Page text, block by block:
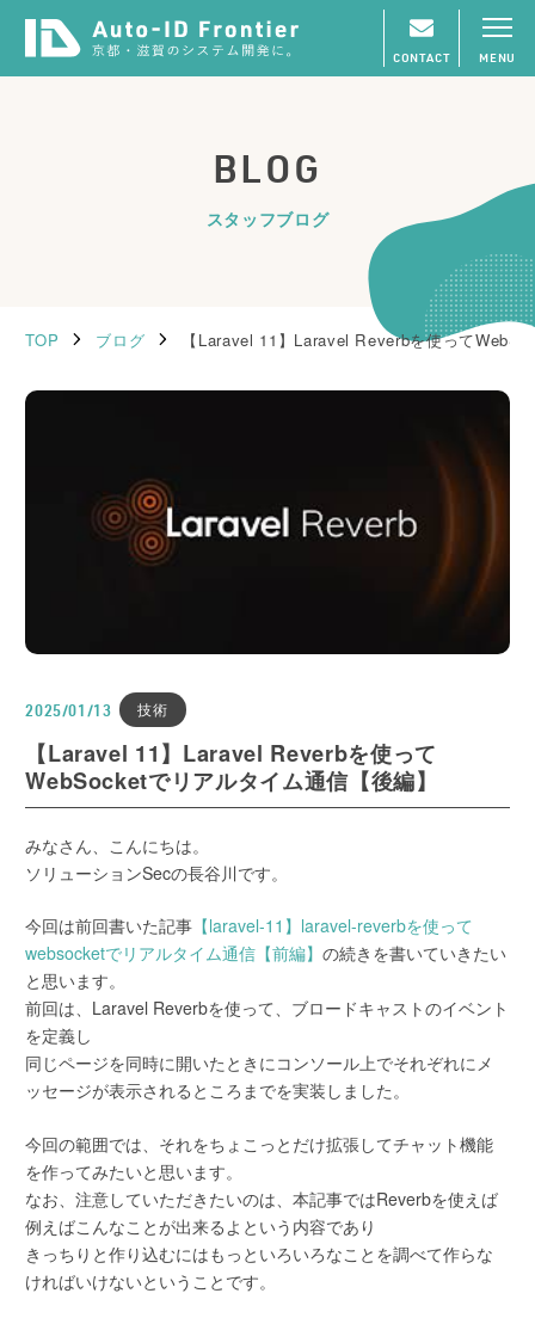
CONTACT MENU
BLOG
スタッフブログ
TOP ブログ 【Laravel 11】Laravel Reverbを使って
2025/01/13 技術
【Laravel 11】Laravel Reverbを使って
WebSocketでリアルタイム通信【後編】
みなさん、こんにちは。
ソリューションSecの長谷川です。
今回は前回書いた記事 【laravel-11】laravel-reverbを使って
websocketでリアルタイム通信【前編】の続きを書いていきたい
と思います。
前回は、Laravel Reverbを使って、ブロードキャストのイベント
を定義し
同じページを同時に開いたときにコンソール上でそれぞれにメ
ッセージが表示されるところまでを実装しました。
今回の範囲では、それをちょこっとだけ拡張してチャット機能
を作ってみたいと思います。
なお、注意していただきたいのは、本記事ではReverbを使えば
例えばこんなことが出来るよという内容であり
きっちりと作り込むにはもっといろいろなことを調べて作らな
ければいけないということです。